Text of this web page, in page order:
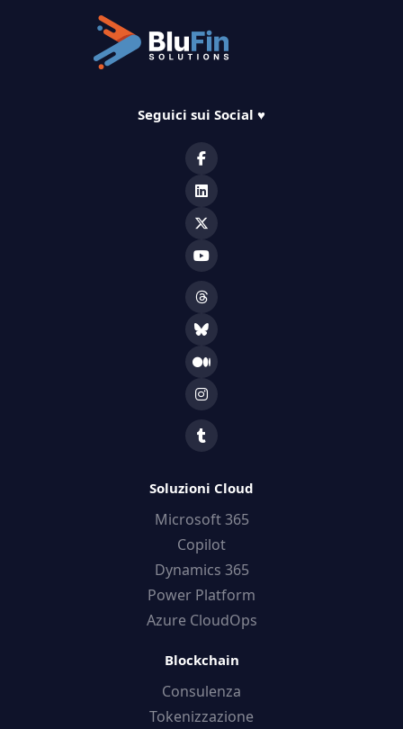
Seguici sui Social ♥️
Soluzioni Cloud
Microsoft 365
Copilot
Dynamics 365
Power Platform
Azure CloudOps
Blockchain
Consulenza
Tokenizzazione